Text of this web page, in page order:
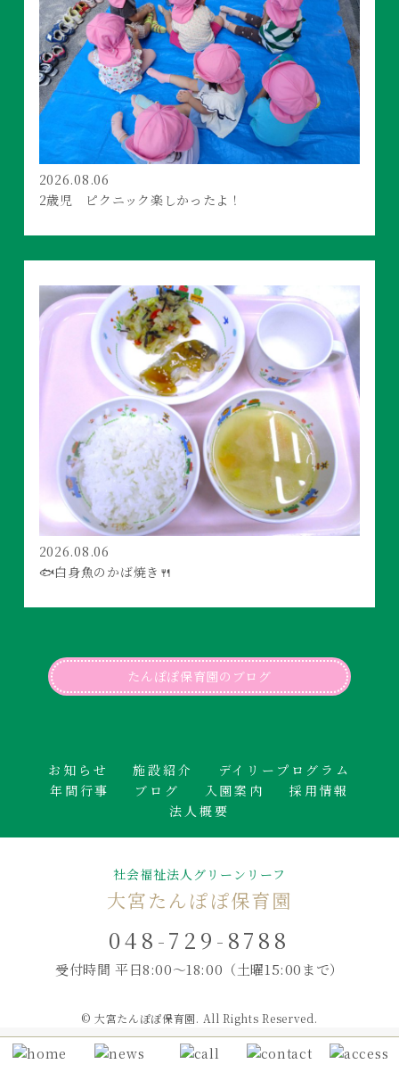
2026.08.06
2歳児 ピクニック楽しかったよ！
2026.08.06
🐟白身魚のかば焼き🍴
たんぽぽ保育園のブログ
お知らせ 施設紹介
デイリープログラム
年間行事
ブログ 入園案内
採用情報
法人概要
社会福祉法人グリーンリーフ
大宮たんぽぽ保育園
048-729-8788
受付時間 平日8:00～18:00 （土曜15:00まで）
© 大宮たんぽぽ保育園. All Rights Reserved.